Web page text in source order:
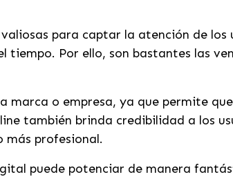
para captar la atención de
Por ello, son bastantes las
o empresa, ya que permite
también brinda credibilidad a los
más profesional.
puede potenciar de manera